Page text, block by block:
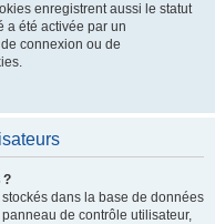
enregistrent aussi le statut
a été activée par un
connexion ou de
?
dans la base de données
de contrôle utilisateur,